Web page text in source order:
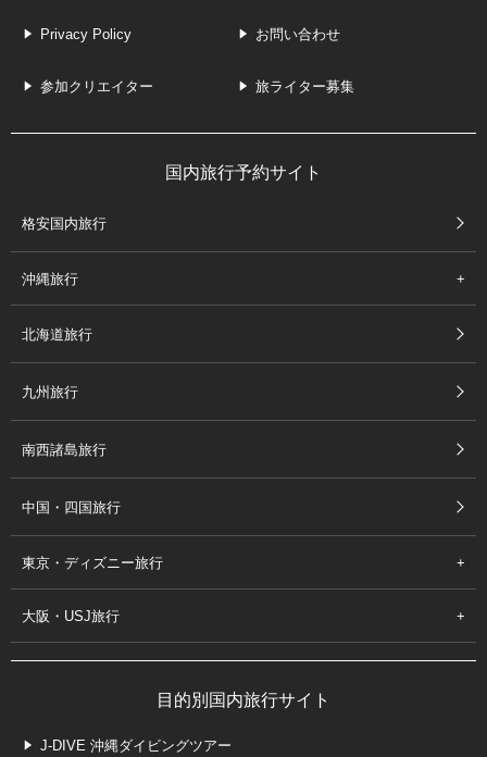
Privacy Policy お問い合わせ
参加クリエイター 旅ライター募集
国内旅行予約サイト
格安国内旅行
沖縄旅行
北海道旅行
九州旅行
南西諸島旅行
中国・四国旅行
東京・ディズニー旅行
大阪・USJ旅行
目的別国内旅行サイト
J-DIVE 沖縄ダイビングツアー